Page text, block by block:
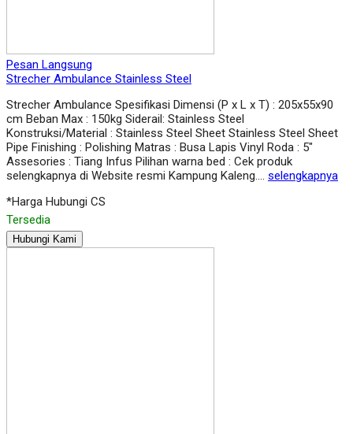
Pesan Langsung
Strecher Ambulance Stainless Steel
Strecher Ambulance Spesifikasi Dimensi (P x L x T) : 205x55x90
cm Beban Max : 150kg Siderail: Stainless Steel
Konstruksi/Material : Stainless Steel Sheet Stainless Steel Sheet
Pipe Finishing : Polishing Matras : Busa Lapis Vinyl Roda : 5″
Assesories : Tiang Infus Pilihan warna bed : Cek produk
selengkapnya di Website resmi Kampung Kaleng…. selengkapnya
*Harga Hubungi CS
Tersedia
Hubungi Kami